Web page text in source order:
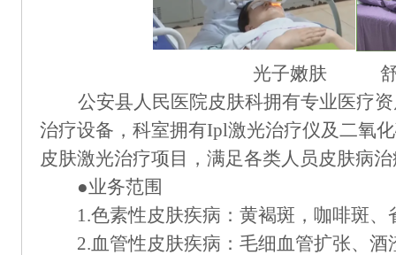
光子嫩肤
公安县人民医院皮肤科拥有专业医疗
治疗设备，科室拥有Ipl激光治疗仪及二氧
皮肤激光治疗项目，满足各类人员皮肤病
●业务范围
1.色素性皮肤疾病：黄褐斑，咖啡斑
2.血管性皮肤疾病：毛细血管扩张、酒